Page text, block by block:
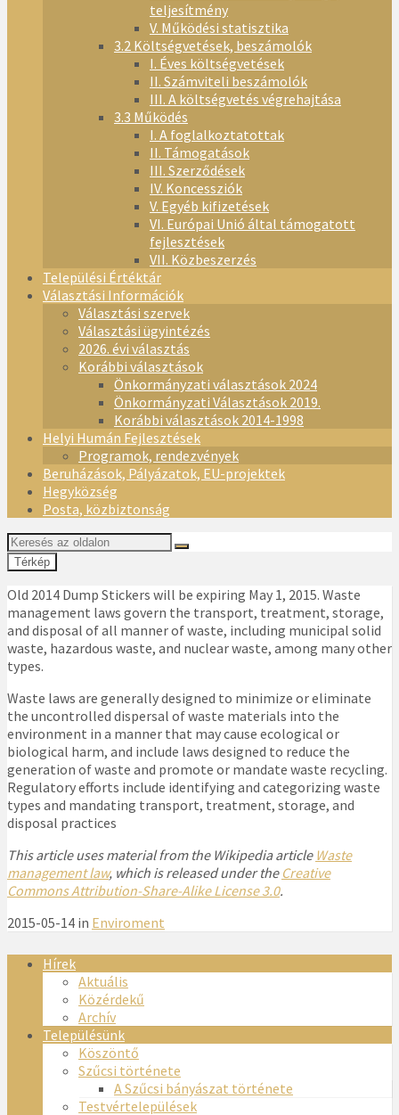
teljesítmény
V. Működési statisztika
3.2 Költségvetések, beszámolók
I. Éves költségvetések
II. Számviteli beszámolók
III. A költségvetés végrehajtása
3.3 Működés
I. A foglalkoztatottak
II. Támogatások
III. Szerződések
IV. Koncessziók
V. Egyéb kifizetések
VI. Európai Unió által támogatott
fejlesztések
VII. Közbeszerzés
Települési Értéktár
Választási Információk
Választási szervek
Választási ügyintézés
2026. évi választás
Korábbi választások
Önkormányzati választások 2024
Önkormányzati Választások 2019.
Korábbi választások 2014-1998
Helyi Humán Fejlesztések
Programok, rendezvények
Beruházások, Pályázatok, EU-projektek
Hegyközség
Posta, közbiztonság
Térkép
Old 2014 Dump Stickers will be expiring May 1, 2015. Waste
management laws govern the transport, treatment, storage,
and disposal of all manner of waste, including municipal solid
waste, hazardous waste, and nuclear waste, among many other
types.
Waste laws are generally designed to minimize or eliminate
the uncontrolled dispersal of waste materials into the
environment in a manner that may cause ecological or
biological harm, and include laws designed to reduce the
generation of waste and promote or mandate waste recycling.
Regulatory efforts include identifying and categorizing waste
types and mandating transport, treatment, storage, and
disposal practices
This article uses material from the Wikipedia article Waste
management law, which is released under the Creative
Commons Attribution-Share-Alike License 3.0.
2015-05-14 in Enviroment
Hírek
Aktuális
Közérdekű
Archív
Településünk
Köszöntő
Szűcsi története
A Szűcsi bányászat története
Testvértelepülések